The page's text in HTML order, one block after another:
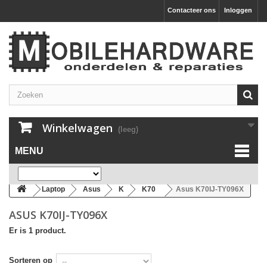
Inloggen
Contacteer ons
Winkelwagen (leeg)
MENU
Laptop Asus K K70 Asus K70IJ-TY096X
ASUS K70IJ-TY096X
Er is 1 product.
Sorteren op